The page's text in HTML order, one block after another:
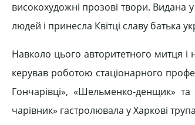
високохудожні прозові твори. Видана
людей і принесла Квітці славу батька
Навколо цього авторитетного митця і
керував роботою стаціонарного
Гончарівці», «Шельменко-денщик»
чарівник» гастролювала у Харкові